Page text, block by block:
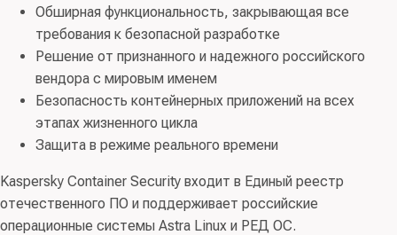
Обширная функциональность, закрывающая все
требования к безопасной разработке
Решение от признанного и надежного российского
вендора с мировым именем
Безопасность контейнерных приложений на всех
этапах жизненного цикла
Защита в режиме реального времени
Kaspersky Container Security входит в Единый реестр
отечественного ПО и поддерживает российские
операционные системы Astra Linux и РЕД ОС.